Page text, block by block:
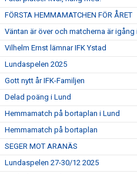
FÖRSTA HEMMAMATCHEN FÖR ÅRET
Väntan är över och matcherna är igång
Vilhelm Ernst lämnar IFK Ystad
Lundaspelen 2025
Gott nytt år IFK-Familjen
Delad poäng i Lund
Hemmamatch på bortaplan i Lund
Hemmamatch på bortaplan
SEGER MOT ARANÄS
Lundaspelen 27-30/12 2025